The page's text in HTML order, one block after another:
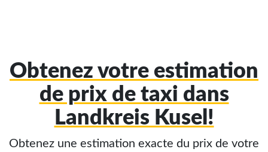
Obtenez votre estimation
de prix de taxi dans
Landkreis Kusel!
Obtenez une estimation exacte du prix de votre